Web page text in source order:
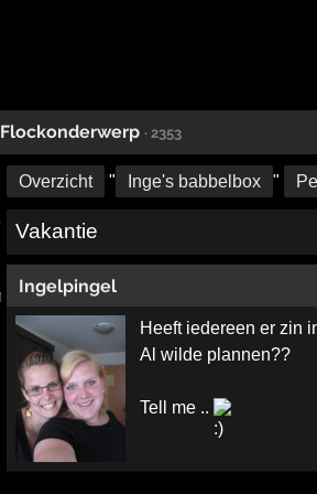
Flockonderwerp · 2353
Overzicht " Inge's babbelbox "
Vakantie
Ingelpingel
Heeft iedereen er zin
Al wilde plannen??
Tell me ..